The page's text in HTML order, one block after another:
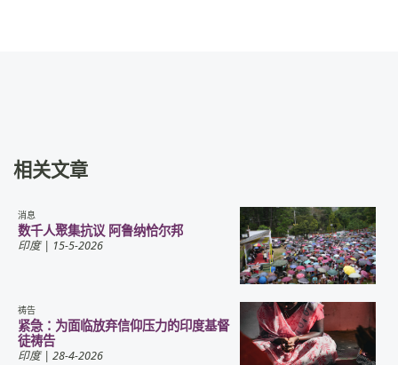
相关文章
消息
数千人聚集抗议 阿鲁纳恰尔邦
印度| 15-5-2026
祷告
紧急：为面临放弃信仰压力的印度基督
徒祷告
印度| 28-4-2026